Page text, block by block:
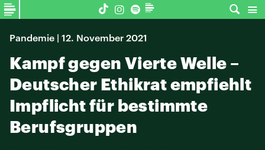
Pandemie | 12. November 2021
Kampf gegen Vierte Welle –
Deutscher Ethikrat empfiehlt
Impflicht für bestimmte
Berufsgruppen